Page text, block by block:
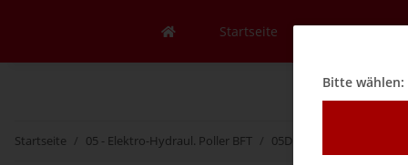
Startseite Mein Konto
Startseite 05 - Elektro-Hydraul. Poller BFT 05D - Feststehende Poller
Bitte wählen: